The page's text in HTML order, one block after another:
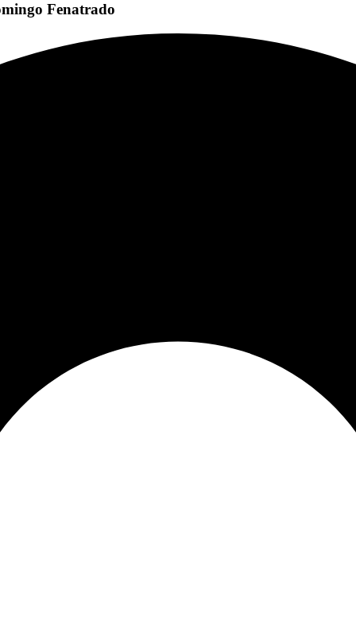
Fenatrado